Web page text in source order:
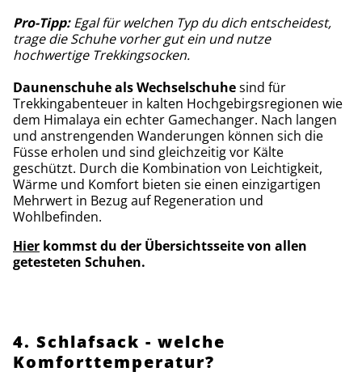
Pro-Tipp:Egal für welchen Typ du dich entscheidest,
trage die Schuhe vorher gut ein und nutze
hochwertige Trekkingsocken.
Daunenschuhe als Wechselschuhesind für
Trekkingabenteuer in kalten Hochgebirgsregionen wie
dem Himalaya ein echter Gamechanger. Nach langen
und anstrengenden Wanderungen können sich die
Füsse erholen und sind gleichzeitig vor Kälte
geschützt. Durch die Kombination von Leichtigkeit,
Wärme und Komfort bieten sie einen einzigartigen
Mehrwert in Bezug auf Regeneration und
Wohlbefinden.
Hier kommst du der Übersichtsseite von allen
getesteten Schuhen.
4. Schlafsack - welche
Komforttemperatur?